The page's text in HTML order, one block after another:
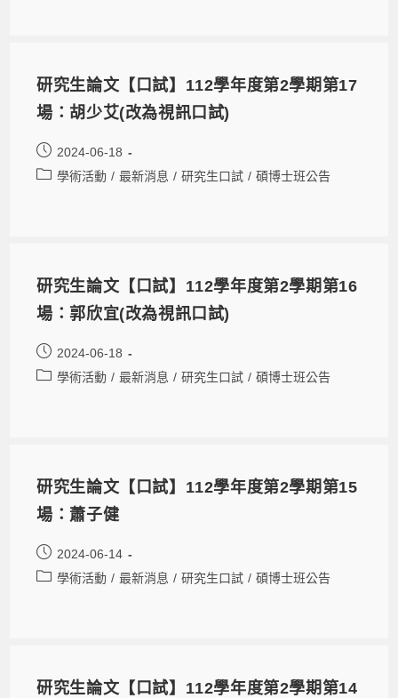
研究生論文【口試】112學年度第2學期第17
場：胡少艾(改為視訊口試)
2024-06-18
學術活動 / 最新消息 / 研究生口試 / 碩博士班公告
研究生論文【口試】112學年度第2學期第16
場：郭欣宜(改為視訊口試)
2024-06-18
學術活動 / 最新消息 / 研究生口試 / 碩博士班公告
研究生論文【口試】112學年度第2學期第15
場：蕭子健
2024-06-14
學術活動 / 最新消息 / 研究生口試 / 碩博士班公告
研究生論文【口試】112學年度第2學期第14